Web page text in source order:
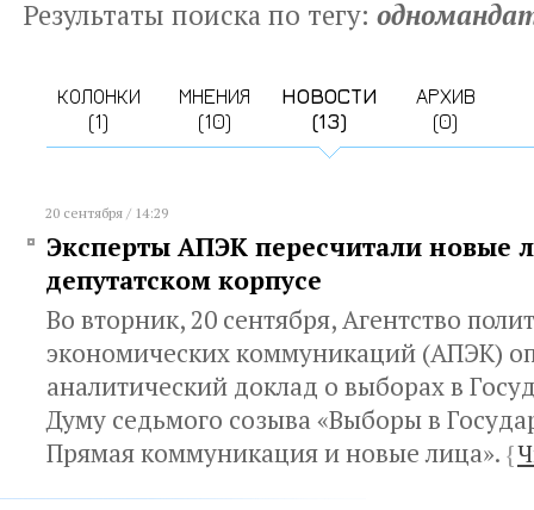
Результаты поиска по тегу:
КОЛОНКИ
(1)
МНЕНИЯ
(10)
НОВОСТИ
(13)
АРХИВ
(0)
20 сентября / 14:29
Эксперты АПЭК пересчитали новые
депутатском корпусе
Во вторник, 20 сентября, Агентство
экономических коммуникаций (АПЭК)
аналитический доклад о выборах в
Думу седьмого созыва «Выборы в
Прямая коммуникация и новые лица». {